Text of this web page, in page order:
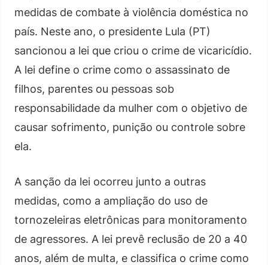
medidas de combate à violência doméstica no
país. Neste ano, o presidente Lula (PT)
sancionou a lei que criou o crime de vicaricídio.
A lei define o crime como o assassinato de
filhos, parentes ou pessoas sob
responsabilidade da mulher com o objetivo de
causar sofrimento, punição ou controle sobre
ela.
A sanção da lei ocorreu junto a outras
medidas, como a ampliação do uso de
tornozeleiras eletrônicas para monitoramento
de agressores. A lei prevê reclusão de 20 a 40
anos, além de multa, e classifica o crime como